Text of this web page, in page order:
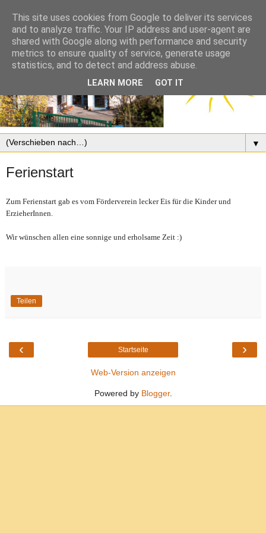
▼
Ferienstart
Zum Ferienstart gab es vom Förderverein lecker Eis für die Kinder und
ErzieherInnen.
Wir wünschen allen eine sonnige und erholsame Zeit :)
Teilen
‹ ›
Startseite
Web-Version anzeigen
Powered by Blogger.
This site uses cookies from Google to deliver its services
and to analyze traffic. Your IP address and user-agent are
shared with Google along with performance and security
metrics to ensure quality of service, generate usage
statistics, and to detect and address abuse.
LEARN MORE GOT IT